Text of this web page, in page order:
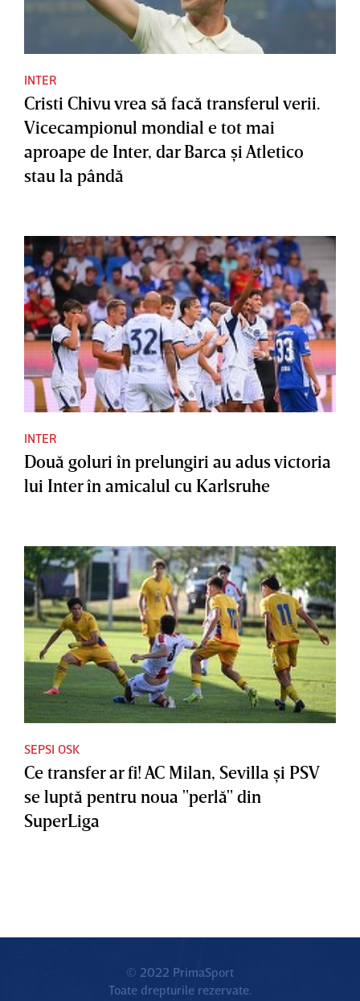
INTER
Cristi Chivu vrea să facă transferul verii.
Vicecampionul mondial e tot mai
aproape de Inter, dar Barca şi Atletico
stau la pândă
INTER
Două goluri în prelungiri au adus victoria
lui Inter în amicalul cu Karlsruhe
SEPSI OSK
Ce transfer ar fi! AC Milan, Sevilla şi PSV
se luptă pentru noua "perlă" din
SuperLiga
© 2022 PrimaSport
Toate drepturile rezervate.